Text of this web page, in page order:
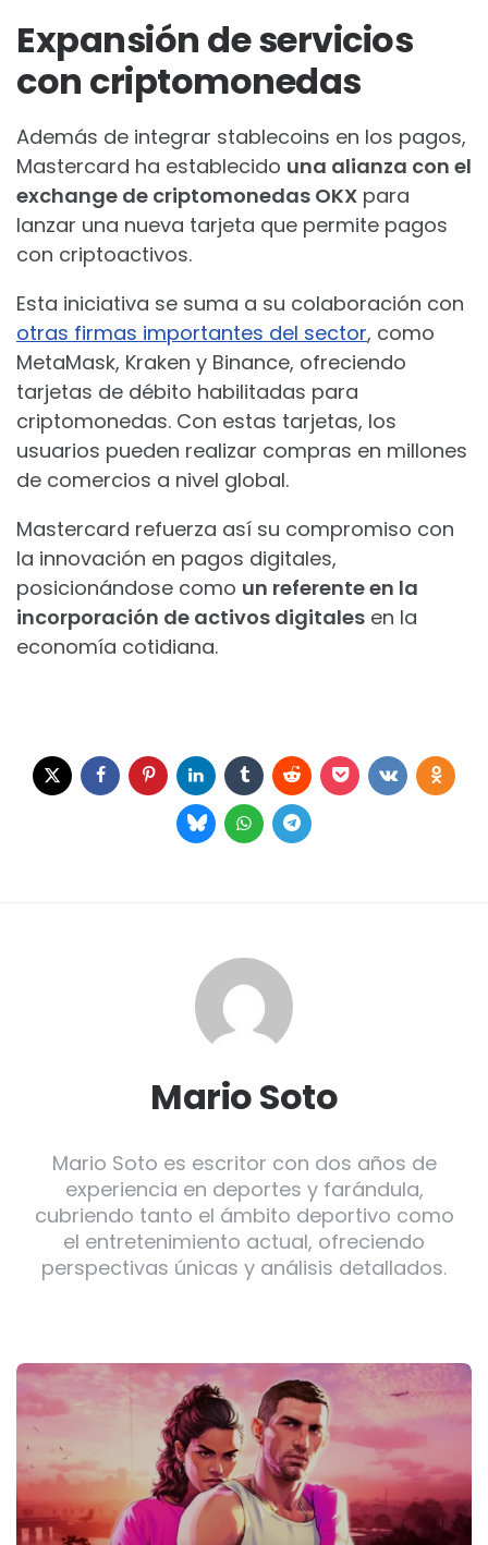
Expansión de servicios
con criptomonedas
Además de integrar stablecoins en los pagos,
Mastercard ha establecido una alianza con el
exchange de criptomonedas OKX para
lanzar una nueva tarjeta que permite pagos
con criptoactivos.
Esta iniciativa se suma a su colaboración con
otras firmas importantes del sector, como
MetaMask, Kraken y Binance, ofreciendo
tarjetas de débito habilitadas para
criptomonedas. Con estas tarjetas, los
usuarios pueden realizar compras en millones
de comercios a nivel global.
Mastercard refuerza así su compromiso con
la innovación en pagos digitales,
posicionándose como un referente en la
incorporación de activos digitales en la
economía cotidiana.
Mario Soto
Mario Soto es escritor con dos años de
experiencia en deportes y farándula,
cubriendo tanto el ámbito deportivo como
el entretenimiento actual, ofreciendo
perspectivas únicas y análisis detallados.
Post
navigation